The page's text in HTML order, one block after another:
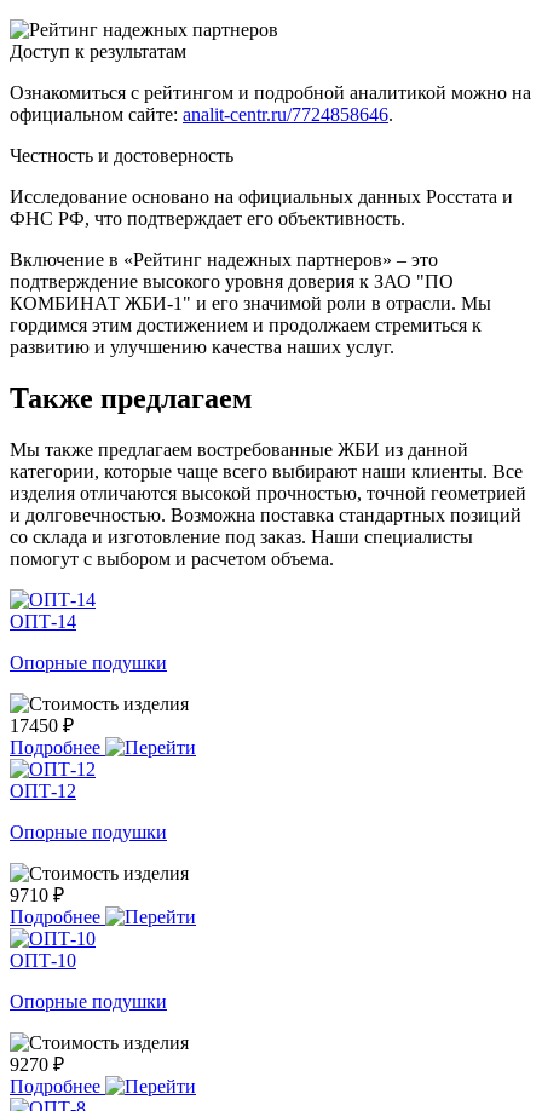
Доступ к результатам
Ознакомиться с рейтингом и подробной аналитикой можно на
официальном сайте: analit-centr.ru/7724858646.
Честность и достоверность
Исследование основано на официальных данных Росстата и
ФНС РФ, что подтверждает его объективность.
Включение в «Рейтинг надежных партнеров» – это
подтверждение высокого уровня доверия к ЗАО "ПО
КОМБИНАТ ЖБИ-1" и его значимой роли в отрасли. Мы
гордимся этим достижением и продолжаем стремиться к
развитию и улучшению качества наших услуг.
Также предлагаем
Мы также предлагаем востребованные ЖБИ из данной
категории, которые чаще всего выбирают наши клиенты. Все
изделия отличаются высокой прочностью, точной геометрией
и долговечностью. Возможна поставка стандартных позиций
со склада и изготовление под заказ. Наши специалисты
помогут с выбором и расчетом объема.
ОПТ-14
Опорные подушки
17450 ₽
Подробнее
ОПТ-12
Опорные подушки
9710 ₽
Подробнее
ОПТ-10
Опорные подушки
9270 ₽
Подробнее